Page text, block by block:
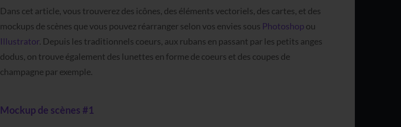
Dans cet article, vous trouverez des icônes, des éléments vectoriels, des cartes, et des
mockups de scènes que vous pouvez réarranger selon vos envies sous Photoshop ou
Illustrator. Depuis les traditionnels coeurs, aux rubans en passant par les petits anges
dodus, on trouve également des lunettes en forme de coeurs et des coupes de
champagne par exemple.
Mockup de scènes #1